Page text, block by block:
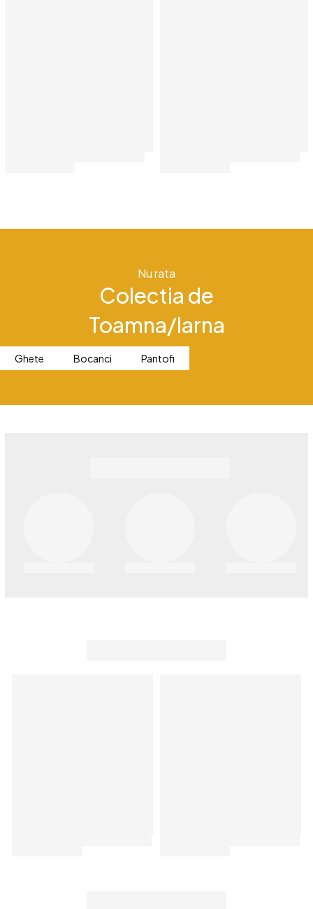
Nu rata
Colectia de
Toamna/Iarna
Ghete Bocanci Pantofi